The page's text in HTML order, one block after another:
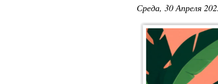
Среда, 30 Апреля